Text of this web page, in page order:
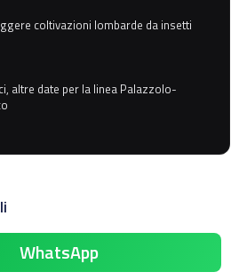
coltivazioni lombarde da insetti
altre date per la linea Palazzolo-
WhatsApp